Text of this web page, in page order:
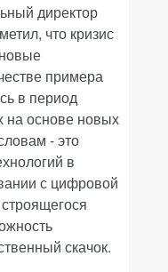
директор
что кризис
примера
в период
на основе новых
- это
в
с цифровой
скачок.